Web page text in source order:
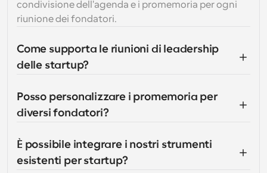
condivisione dell'agenda e i promemoria per ogni
riunione dei fondatori.
Come supporta le riunioni di leadership
delle startup?
Posso personalizzare i promemoria per
diversi fondatori?
È possibile integrare i nostri strumenti
esistenti per startup?